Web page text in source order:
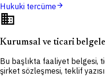
Hukuki tercümearrow_forward
domain
Kurumsal ve ticari
Bu başlıkta faaliyet belgesi,
şirket sözleşmesi, teklif